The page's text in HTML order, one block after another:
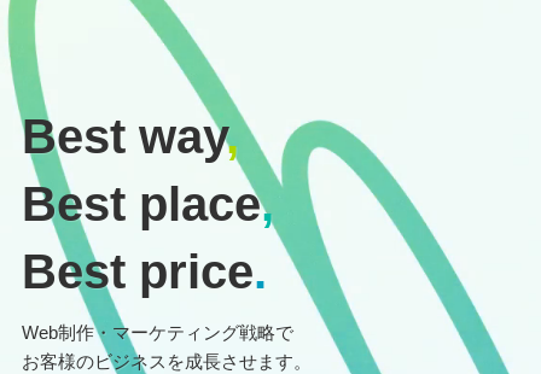
Best way,
Best place,
Best price.
Web制作・マーケティング戦略で
お客様のビジネスを成長させます。